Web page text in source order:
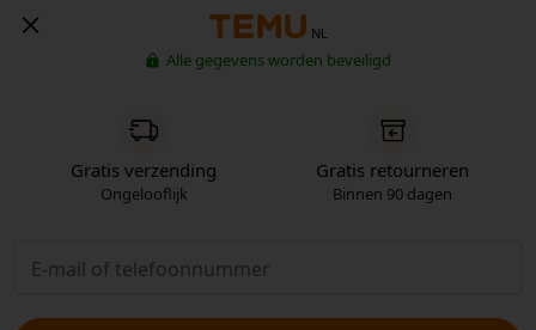
NL
Alle gegevens worden beveiligd
Gratis verzending
Ongelooflijk
Gratis retourneren
Binnen 90 dagen